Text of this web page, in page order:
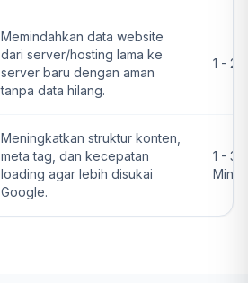
Memindahkan data website
dari server/hosting lama ke
server baru dengan aman
tanpa data hilang.
1 - 2
Meningkatkan struktur konten,
meta tag, dan kecepatan
loading agar lebih disukai
Google.
1 - 3